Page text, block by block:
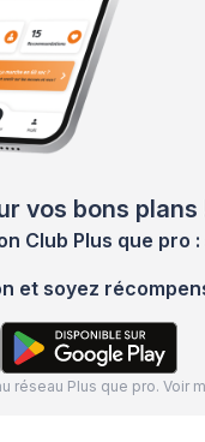
vos bons plans
Club Plus que pro :
et soyez
Plus que pro. Voir